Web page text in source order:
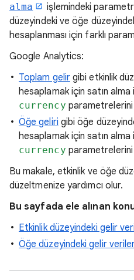
alma
işlemindeki
düzeyindeki ve öğe
hesaplanması için farklı
Google Analytics:
Toplam gelirgibi etkinlik
hesaplamak için satın alma
currency parametrelerini
Öğe geliri gibi öğe
hesaplamak için satın alma
currency parametrelerini
Bu makale, etkinlik ve öğe
düzeltmenize yardımcı olur.
Bu sayfada ele alınan
Etkinlik düzeyindeki gelir
Öğe düzeyindeki gelir